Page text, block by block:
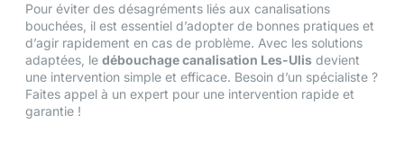
Pour éviter des désagréments liés aux canalisations
bouchées, il est essentiel d’adopter de bonnes pratiques et
d’agir rapidement en cas de problème. Avec les solutions
adaptées, le débouchage canalisation Les-Ulis devient
une intervention simple et efficace. Besoin d’un spécialiste ?
Faites appel à un expert pour une intervention rapide et
garantie !